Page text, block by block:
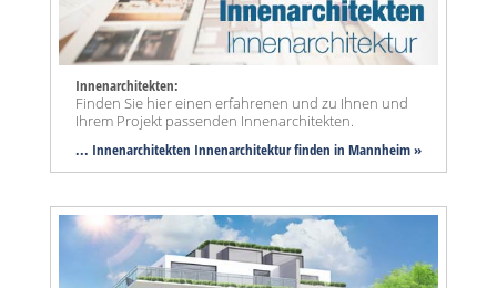
Innenarchitekten:
Finden Sie hier einen erfahrenen und zu Ihnen und
Ihrem Projekt passenden Innenarchitekten.
... Innenarchitekten Innenarchitektur finden in Mannheim »